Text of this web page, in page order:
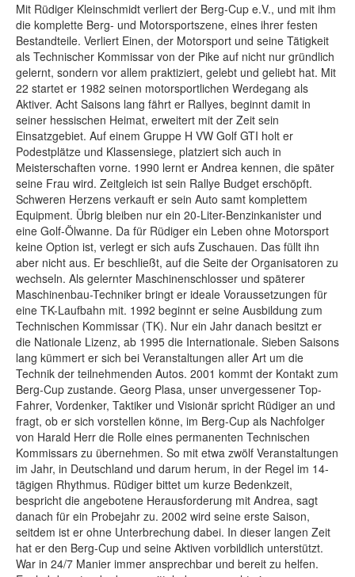
Mit Rüdiger Kleinschmidt verliert der Berg-Cup e.V., und mit ihm
die komplette Berg- und Motorsportszene, eines ihrer festen
Bestandteile. Verliert Einen, der Motorsport und seine Tätigkeit
als Technischer Kommissar von der Pike auf nicht nur gründlich
gelernt, sondern vor allem praktiziert, gelebt und geliebt hat. Mit
22 startet er 1982 seinen motorsportlichen Werdegang als
Aktiver. Acht Saisons lang fährt er Rallyes, beginnt damit in
seiner hessischen Heimat, erweitert mit der Zeit sein
Einsatzgebiet. Auf einem Gruppe H VW Golf GTI holt er
Podestplätze und Klassensiege, platziert sich auch in
Meisterschaften vorne. 1990 lernt er Andrea kennen, die später
seine Frau wird. Zeitgleich ist sein Rallye Budget erschöpft.
Schweren Herzens verkauft er sein Auto samt komplettem
Equipment. Übrig bleiben nur ein 20-Liter-Benzinkanister und
eine Golf-Ölwanne. Da für Rüdiger ein Leben ohne Motorsport
keine Option ist, verlegt er sich aufs Zuschauen. Das füllt ihn
aber nicht aus. Er beschließt, auf die Seite der Organisatoren zu
wechseln. Als gelernter Maschinenschlosser und späterer
Maschinenbau-Techniker bringt er ideale Voraussetzungen für
eine TK-Laufbahn mit. 1992 beginnt er seine Ausbildung zum
Technischen Kommissar (TK). Nur ein Jahr danach besitzt er
die Nationale Lizenz, ab 1995 die Internationale. Sieben Saisons
lang kümmert er sich bei Veranstaltungen aller Art um die
Technik der teilnehmenden Autos. 2001 kommt der Kontakt zum
Berg-Cup zustande. Georg Plasa, unser unvergessener Top-
Fahrer, Vordenker, Taktiker und Visionär spricht Rüdiger an und
fragt, ob er sich vorstellen könne, im Berg-Cup als Nachfolger
von Harald Herr die Rolle eines permanenten Technischen
Kommissars zu übernehmen. So mit etwa zwölf Veranstaltungen
im Jahr, in Deutschland und darum herum, in der Regel im 14-
tägigen Rhythmus. Rüdiger bittet um kurze Bedenkzeit,
bespricht die angebotene Herausforderung mit Andrea, sagt
danach für ein Probejahr zu. 2002 wird seine erste Saison,
seitdem ist er ohne Unterbrechung dabei. In dieser langen Zeit
hat er den Berg-Cup und seine Aktiven vorbildlich unterstützt.
War in 24/7 Manier immer ansprechbar und bereit zu helfen.